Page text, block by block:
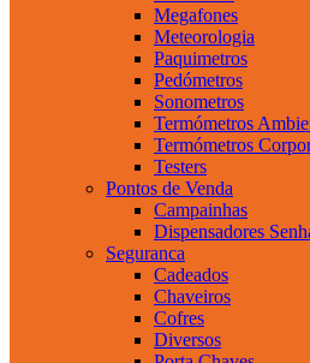
Megafones
Meteorologia
Paquimetros
Pedómetros
Sonometros
Termómetros
Termómetros
Testers
Pontos de Venda
Campainhas
Dispensadores
Seguranca
Cadeados
Chaveiros
Cofres
Diversos